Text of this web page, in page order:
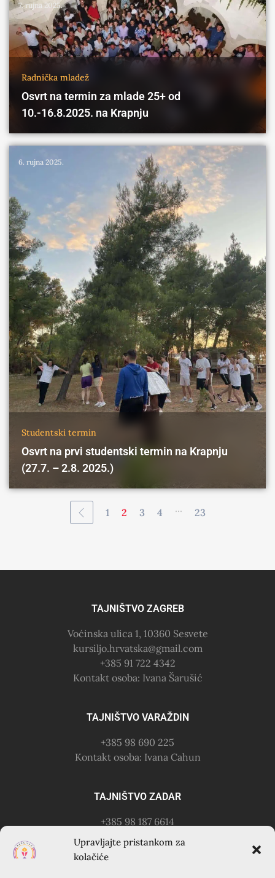
Upravljajte pristankom za
kolačiće
7. rujna 2025.
Radnička mladež
Osvrt na termin za mlade 25+ od
10.-16.8.2025. na Krapnju
6. rujna 2025.
Studentski termin
Osvrt na prvi studentski termin na Krapnju
(27.7. – 2.8. 2025.)
1 2 3 4 ... 23
TAJNIŠTVO ZAGREB
Voćinska ulica 1, 10360 Sesvete
kursiljo.hrvatska@gmail.com
+385 91 722 4342
Kontakt osoba: Ivana Šarušić
TAJNIŠTVO VARAŽDIN
+385 98 690 225
Kontakt osoba: Ivana Cahun
TAJNIŠTVO ZADAR
+385 98 187 6614
Kontakt osoba: Ružica Anušić
– zvati utorkom 18-21h